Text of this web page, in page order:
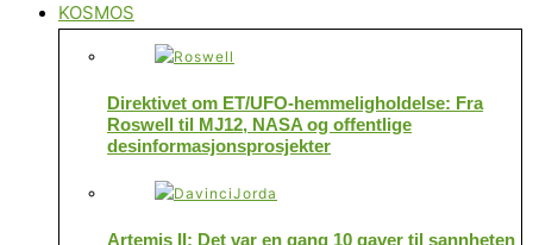
KOSMOS
Direktivet om ET/UFO-hemmeligholdelse: Fra
Roswell til MJ12, NASA og offentlige
desinformasjonsprosjekter
Artemis II: Det var en gang 10 gaver til sannheten